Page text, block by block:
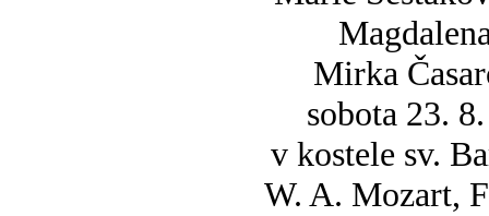
Mirka
sobota 23.
v kostele sv.
W. A. Mozart,